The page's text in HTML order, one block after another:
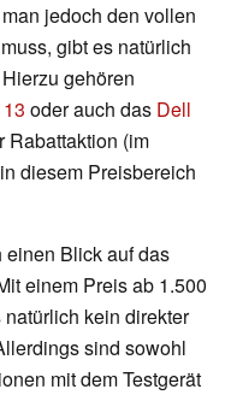
jedoch den vollen
gibt es natürlich
gehören
oder auch das Dell
Rabattaktion (im
diesem Preisbereich
Blick auf das
einem Preis ab 1.500
kein direkter
sind sowohl
mit dem Testgerät